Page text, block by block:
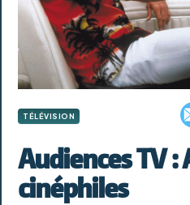
TÉLÉVISION
Audiences TV :
cinéphiles